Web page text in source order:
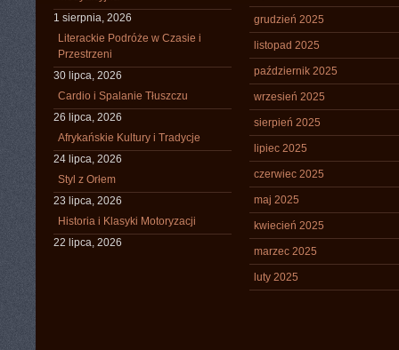
1 sierpnia, 2026
Literackie Podróże w Czasie i
Przestrzeni
30 lipca, 2026
Cardio i Spalanie Tłuszczu
26 lipca, 2026
Afrykańskie Kultury i Tradycje
24 lipca, 2026
Styl z Orłem
23 lipca, 2026
Historia i Klasyki Motoryzacji
22 lipca, 2026
grudzień 2025
listopad 2025
październik 2025
wrzesień 2025
sierpień 2025
lipiec 2025
czerwiec 2025
maj 2025
kwiecień 2025
marzec 2025
luty 2025